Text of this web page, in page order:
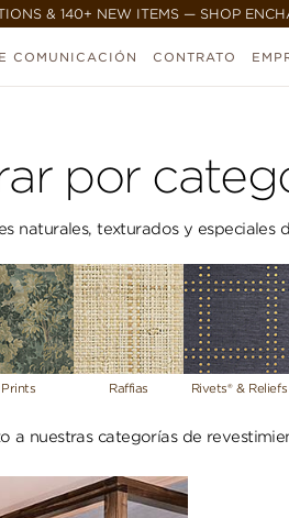
& 140+ NEW ITEMS — SHOP
COMUNICACIÓN CONTRATO
por
naturales, texturados y especiales
Prints Raffias Rivets® & Reliefs
a nuestras categorías de